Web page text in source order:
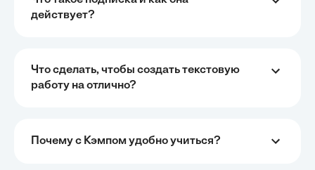
действует?
Что сделать, чтобы создать текстовую
работу на отлично?
Почему с Кэмпом удобно учиться?